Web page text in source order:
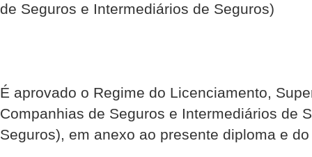
de Seguros e Intermediários de Seguros)
É aprovado o Regime do Licenciamento,
Companhias de Seguros e Intermediários de
Seguros), em anexo ao presente diploma e